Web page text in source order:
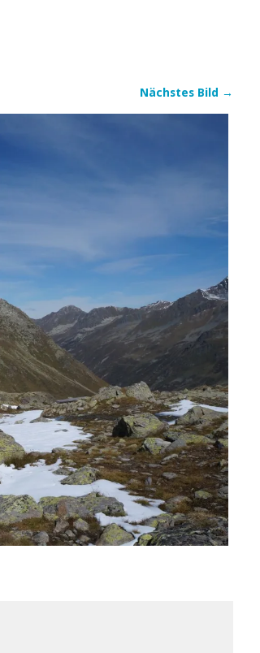
Nächstes Bild →